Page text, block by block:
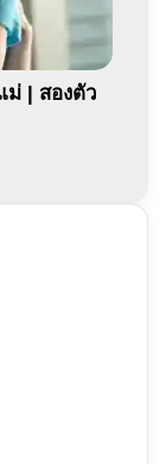
ม่ | สองตัว